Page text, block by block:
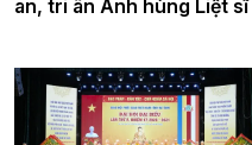
an, tri ân Anh hùng Liệt sĩ